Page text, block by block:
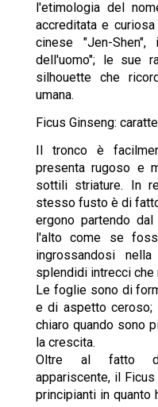
l'etimologia del
accreditata e
cinese "Jen-
dell'uomo"; le sue
silhouette che
umana.
Ficus Ginseng:
Il tronco è
presenta rugoso e
sottili striature. In
stesso fusto è di
ergono partendo
l'alto come se
ingrossandosi
splendidi intrecci che
Le foglie sono di
e di aspetto ceroso;
chiaro quando sono
la crescita.
Oltre al fatto di
appariscente, il
principianti in quanto